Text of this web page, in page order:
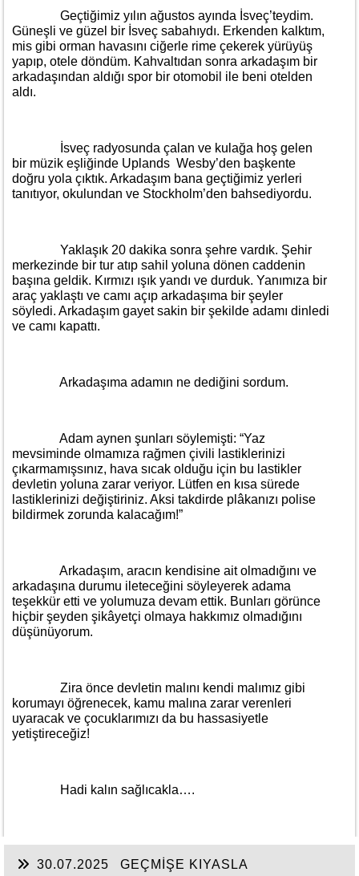
Geçtiğimiz yılın ağustos ayında İsveç’teydim.
Güneşli ve güzel bir İsveç sabahıydı. Erkenden kalktım,
mis gibi orman havasını ciğerle rime çekerek yürüyüş
yapıp, otele döndüm. Kahvaltıdan sonra arkadaşım bir
arkadaşından aldığı spor bir otomobil ile beni otelden
aldı.
İsveç radyosunda çalan ve kulağa hoş gelen
bir müzik eşliğinde Uplands Wesby’den başkente
doğru yola çıktık. Arkadaşım bana geçtiğimiz yerleri
tanıtıyor, okulundan ve Stockholm’den bahsediyordu.
Yaklaşık 20 dakika sonra şehre vardık. Şehir
merkezinde bir tur atıp sahil yoluna dönen caddenin
başına geldik. Kırmızı ışık yandı ve durduk. Yanımıza bir
araç yaklaştı ve camı açıp arkadaşıma bir şeyler
söyledi. Arkadaşım gayet sakin bir şekilde adamı dinledi
ve camı kapattı.
Arkadaşıma adamın ne dediğini sordum.
Adam aynen şunları söylemişti: “Yaz
mevsiminde olmamıza rağmen çivili lastiklerinizi
çıkarmamışsınız, hava sıcak olduğu için bu lastikler
devletin yoluna zarar veriyor. Lütfen en kısa sürede
lastiklerinizi değiştiriniz. Aksi takdirde plâkanızı polise
bildirmek zorunda kalacağım!”
Arkadaşım, aracın kendisine ait olmadığını ve
arkadaşına durumu ileteceğini söyleyerek adama
teşekkür etti ve yolumuza devam ettik. Bunları görünce
hiçbir şeyden şikâyetçi olmaya hakkımız olmadığını
düşünüyorum.
Zira önce devletin malını kendi malımız gibi
korumayı öğrenecek, kamu malına zarar verenleri
uyaracak ve çocuklarımızı da bu hassasiyetle
yetiştireceğiz!
Hadi kalın sağlıcakla….
30.07.2025
GEÇMİŞE KIYASLA